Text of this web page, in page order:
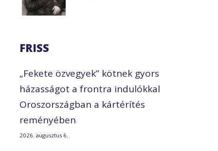
FRISS
„Fekete özvegyek” kötnek gyors
házasságot a frontra indulókkal
Oroszországban a kártérítés
reményében
2026. augusztus 6.